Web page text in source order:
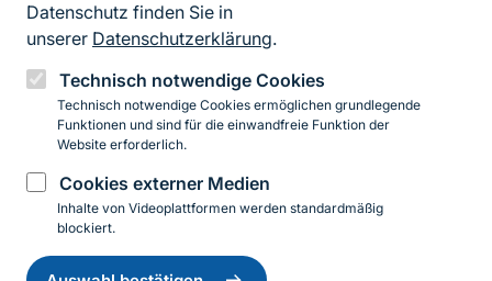
Datenschutz finden Sie in
unserer Datenschutzerklärung.
Technisch notwendige Cookies
Technisch notwendige Cookies ermöglichen grundlegende
Funktionen und sind für die einwandfreie Funktion der
Website erforderlich.
Cookies externer Medien
Inhalte von Videoplattformen werden standardmäßig
blockiert.
Einwilligung
Erklärung zur Barrierefreiheit
Impressum
Datenschutz
InstagramFacebookYouTubeLinkedIn
© 2026 Bundesamt für Naturschutz